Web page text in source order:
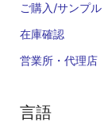
ご購入/サンプル
在庫確認
営業所・代理店
言語